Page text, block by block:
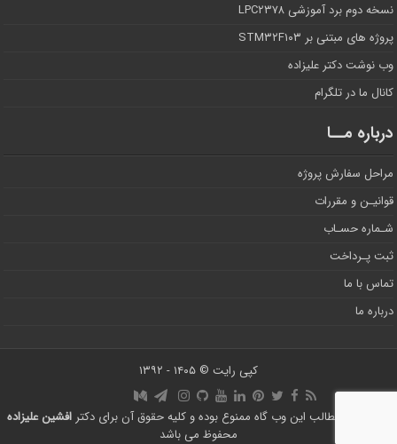
نسخه دوم برد آموزشی LPC۲۳۷۸
پروژه های مبتنی بر STM۳۲F۱۰۳
وب نوشت دکتر علیزاده
کانال ما در تلگرام
درباره مــا
مراحل سفارش پروژه
قوانیـن و مقررات
شـماره حسـاب
ثبت پـرداخت
تماس با ما
درباره ما
کپی رایت © ۱۴۰۵ - ۱۳۹۲
استفاده از مطالب این وب گاه ممنوع بوده و کلیه حقوق آن برای دکترافشین علیزاده
محفوظ می باشد